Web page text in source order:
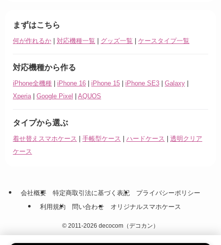
まずはこちら
何が作れるか | 対応機種一覧 | グッズ一覧 | ケースタイプ一覧
対応機種から作る
iPhone全機種 | iPhone 16 | iPhone 15 | iPhone SE3 | Galaxy |
Xperia | Google Pixel | AQUOS
タイプから選ぶ
着せ替えスマホケース | 手帳型ケース | ハードケース | 透明クリア
ケース
会社概要 特定商取引法に基づく表記
プライバシーポリシー
利用規約
問い合わせ オリジナルスマホケース
© 2011-2026 decocom（デコカン）